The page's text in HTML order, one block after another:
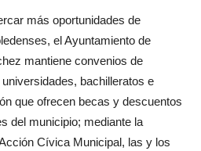
más oportunidades de
el Ayuntamiento de
mantiene convenios de
bachilleratos e
que ofrecen becas y descuentos
del municipio; mediante la
Cívica Municipal, las y los